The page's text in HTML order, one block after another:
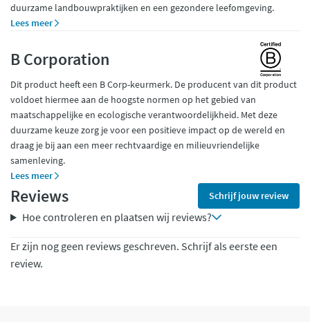
duurzame landbouwpraktijken en een gezondere leefomgeving.
Lees meer
B Corporation
Dit product heeft een B Corp-keurmerk. De producent van dit product
voldoet hiermee aan de hoogste normen op het gebied van
maatschappelijke en ecologische verantwoordelijkheid. Met deze
duurzame keuze zorg je voor een positieve impact op de wereld en
draag je bij aan een meer rechtvaardige en milieuvriendelijke
samenleving.
Lees meer
Reviews Schrijf jouw review
Hoe controleren en plaatsen wij reviews?
Er zijn nog geen reviews geschreven. Schrijf als eerste een
review.